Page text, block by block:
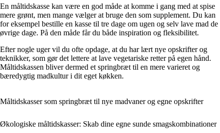
En måltidskasse kan være en god måde at komme i gang med at spise
mere grønt, men mange vælger at bruge den som supplement. Du kan
for eksempel bestille en kasse til tre dage om ugen og selv lave mad de
øvrige dage. På den måde får du både inspiration og fleksibilitet.
Efter nogle uger vil du ofte opdage, at du har lært nye opskrifter og
teknikker, som gør det lettere at lave vegetariske retter på egen hånd.
Måltidskassen bliver dermed et springbræt til en mere varieret og
bæredygtig madkultur i dit eget køkken.
Måltidskasser som springbræt til nye madvaner og egne opskrifter
Økologiske måltidskasser: Skab dine egne sunde smagskombinationer